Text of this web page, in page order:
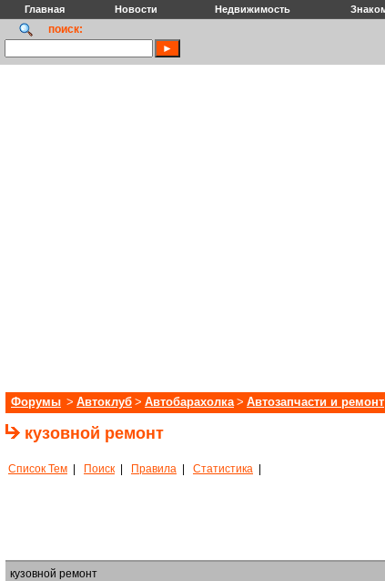
Главная Новости Недвижимость
поиск:
Форумы > Автоклуб > Автобарахолка > Автозапчасти и ремонт
кузовной ремонт
Список Тем Поиск Правила Статистика
кузовной ремонт